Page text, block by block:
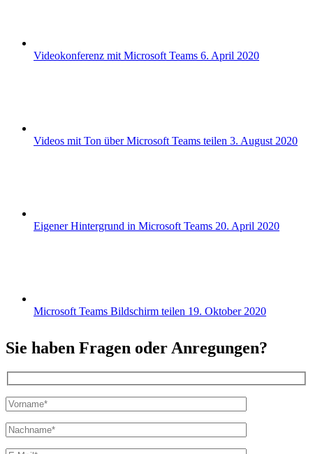
Videokonferenz mit Microsoft Teams 6. April 2020
Videos mit Ton über Microsoft Teams teilen 3. August 2020
Eigener Hintergrund in Microsoft Teams 20. April 2020
Microsoft Teams Bildschirm teilen 19. Oktober 2020
Sie haben Fragen oder Anregungen?